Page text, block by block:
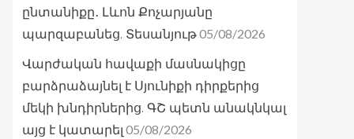
ընտանիքը․ Լևոն Քոչարյանը
պարզաբանեց. Տեսանյութ05/08/2026
Վարժական հավաքի մասնակիցը
բարձրաձայնել է Սյունիքի դիրքերից
մեկի խնդիրներից. ԳՇ պետն անակնկալ
այց է կատարել 05/08/2026